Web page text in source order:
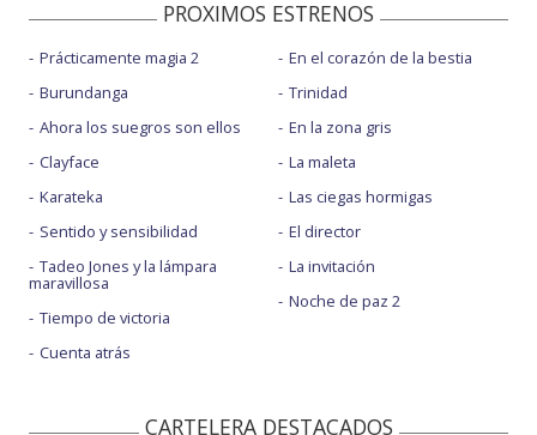
PROXIMOS ESTRENOS
Prácticamente magia 2
Burundanga
Ahora los suegros son ellos
Clayface
Karateka
Sentido y sensibilidad
Tadeo Jones y la lámpara
maravillosa
Tiempo de victoria
Cuenta atrás
En el corazón de la bestia
Trinidad
En la zona gris
La maleta
Las ciegas hormigas
El director
La invitación
Noche de paz 2
CARTELERA DESTACADOS